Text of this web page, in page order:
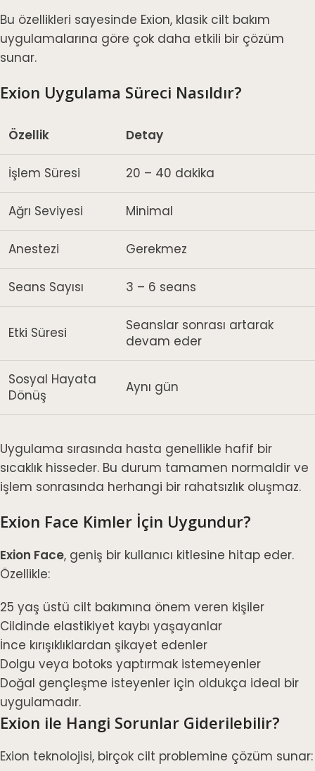
Bu özellikleri sayesinde Exion, klasik cilt bakım
uygulamalarına göre çok daha etkili bir çözüm
sunar.
Exion Uygulama Süreci Nasıldır?
Özellik Detay
İşlem Süresi 20 – 40 dakika
Ağrı Seviyesi Minimal
Anestezi Gerekmez
Seans Sayısı 3 – 6 seans
Etki Süresi
Seanslar sonrası artarak
devam eder
Sosyal Hayata
Dönüş
Aynı gün
Uygulama sırasında hasta genellikle hafif bir
sıcaklık hisseder. Bu durum tamamen normaldir ve
işlem sonrasında herhangi bir rahatsızlık oluşmaz.
Exion Face Kimler İçin Uygundur?
Exion Face, geniş bir kullanıcı kitlesine hitap eder.
Özellikle:
25 yaş üstü cilt bakımına önem veren kişiler
Cildinde elastikiyet kaybı yaşayanlar
İnce kırışıklıklardan şikayet edenler
Dolgu veya botoks yaptırmak istemeyenler
Doğal gençleşme isteyenler için oldukça ideal bir
uygulamadır.
Exion ile Hangi Sorunlar Giderilebilir?
Exion teknolojisi, birçok cilt problemine çözüm sunar: